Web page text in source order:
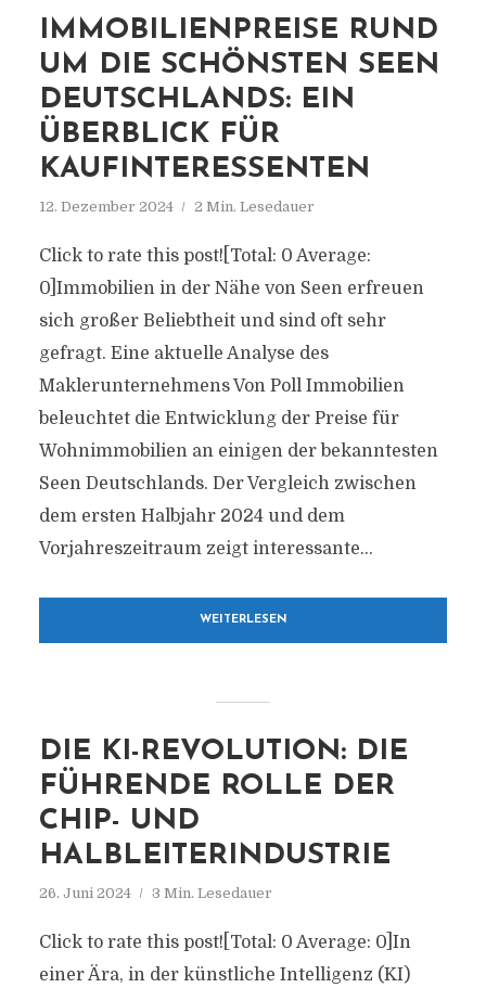
IMMOBILIENPREISE RUND
UM DIE SCHÖNSTEN SEEN
DEUTSCHLANDS: EIN
ÜBERBLICK FÜR
KAUFINTERESSENTEN
12. Dezember 2024 2 Min. Lesedauer
Click to rate this post![Total: 0 Average:
0]Immobilien in der Nähe von Seen erfreuen
sich großer Beliebtheit und sind oft sehr
gefragt. Eine aktuelle Analyse des
Maklerunternehmens Von Poll Immobilien
beleuchtet die Entwicklung der Preise für
Wohnimmobilien an einigen der bekanntesten
Seen Deutschlands. Der Vergleich zwischen
dem ersten Halbjahr 2024 und dem
Vorjahreszeitraum zeigt interessante...
WEITERLESEN
DIE KI-REVOLUTION: DIE
FÜHRENDE ROLLE DER
CHIP- UND
HALBLEITERINDUSTRIE
26. Juni 2024 3 Min. Lesedauer
Click to rate this post![Total: 0 Average: 0]In
einer Ära, in der künstliche Intelligenz (KI)